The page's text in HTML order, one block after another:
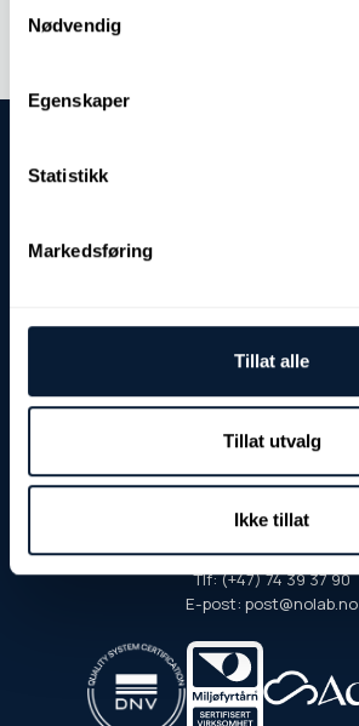
Nødvendig
Egenskaper
Statistikk
Markedsføring
Tillat alle
Tillat utvalg
Ikke tillat
Postboks 103
7901 Rørvik
Org.nr./EHF:
Tlf: (+47) 74 39 37 90
E-post: post@nolab.no